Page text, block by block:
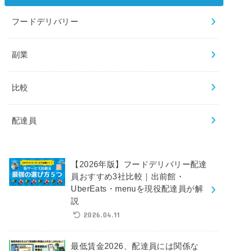
フードデリバリー
副業
比較
配達員
【2026年版】フードデリバリー配達
員おすすめ3社比較｜出前館・
UberEats・menuを現役配達員が解
説
2026.04.11
最低賃金2026、配達員には関係な